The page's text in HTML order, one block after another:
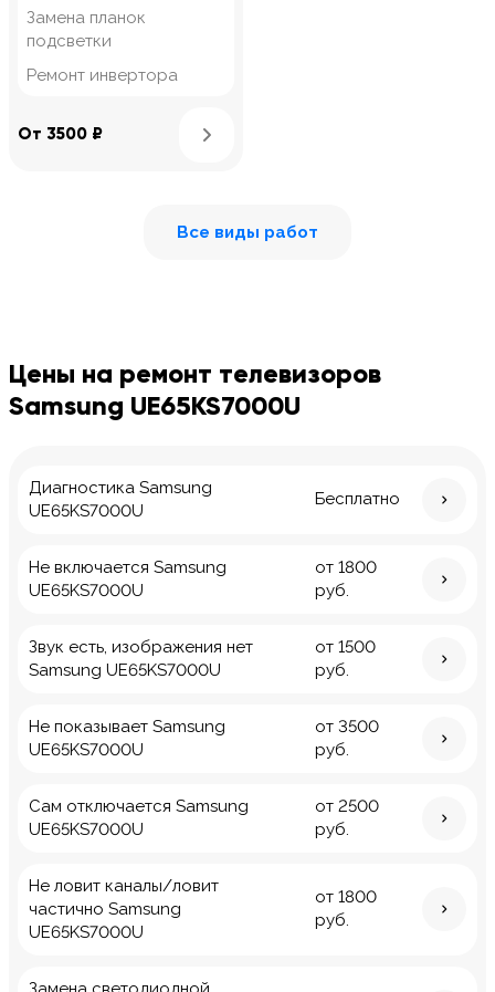
Замена планок
подсветки
Ремонт инвертора
От 3500 ₽
Все виды работ
Цены на ремонт телевизоров
Samsung UE65KS7000U
Диагностика Samsung
UE65KS7000U
Бесплатно
Не включается Samsung
UE65KS7000U
от 1800
руб.
Звук есть, изображения нет
Samsung UE65KS7000U
от 1500
руб.
Не показывает Samsung
UE65KS7000U
от 3500
руб.
Сам отключается Samsung
UE65KS7000U
от 2500
руб.
Не ловит каналы/ловит
частично Samsung
UE65KS7000U
от 1800
руб.